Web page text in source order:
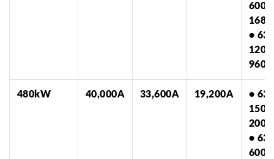
600-
•
480kW 40,000A 33,600A 19,200A
•
150-
•
600-